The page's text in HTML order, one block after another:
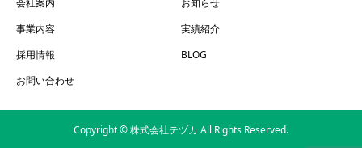
会社案内
お知らせ
事業内容
実績紹介
採用情報
BLOG
お問い合わせ
Copyright © 株式会社テヅカ All Rights Reserved.